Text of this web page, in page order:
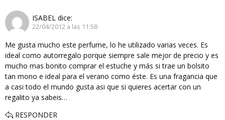
ISABEL dice:
22/04/2012 a las 11:58
Me gusta mucho este perfume, lo he utilizado varias veces. Es
ideal como autorregalo porque siempre sale mejor de precio y es
mucho mas bonito comprar el estuche y más si trae un bolsito
tan mono e ideal para el verano como éste. Es una fragancia que
a casi todo el mundo gusta asi que si quieres acertar con un
regalito ya sabeis…
RESPONDER